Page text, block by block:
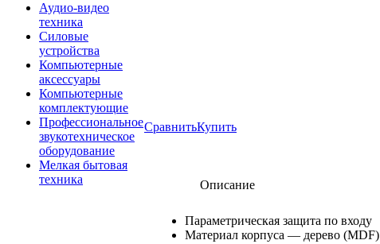
Аудио-видео
техника
Силовые
устройства
Компьютерные
аксессуары
Компьютерные
комплектующие
Профессиональное
звукотехническое
оборудование
Мелкая бытовая
техника
СравнитьКупить
Описание
Параметрическая защита по входу
Материал корпуса — дерево (MDF)